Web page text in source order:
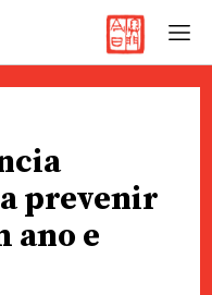
prevenir
ano e